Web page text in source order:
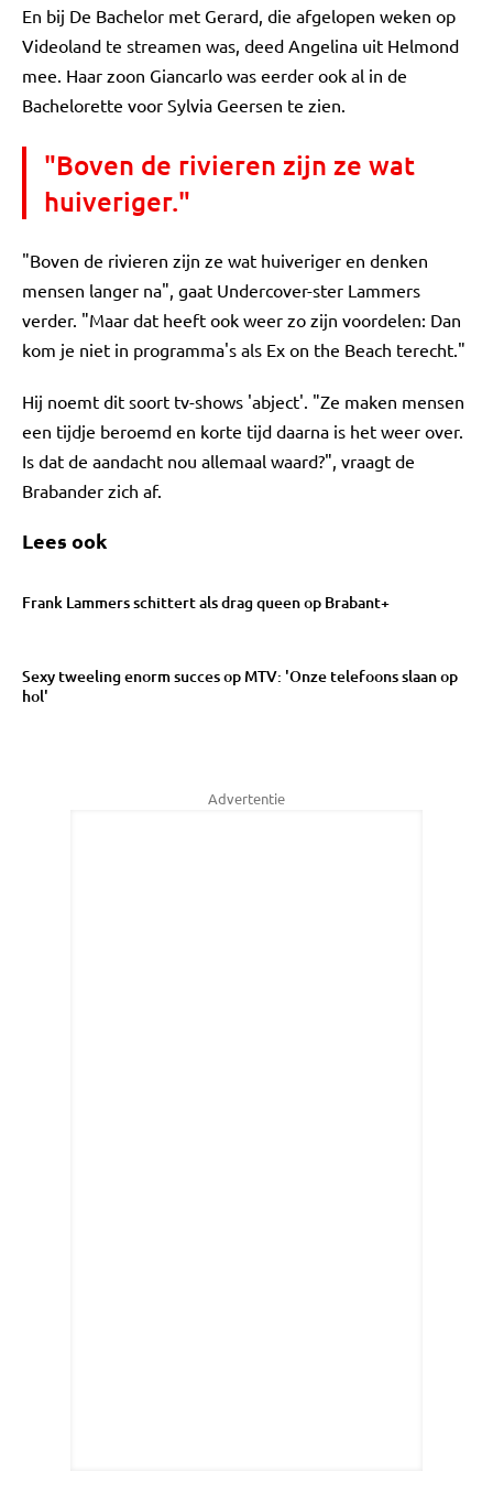
En bij De Bachelor met Gerard, die afgelopen weken op
Videoland te streamen was, deed Angelina uit Helmond
mee. Haar zoon Giancarlo was eerder ook al in de
Bachelorette voor Sylvia Geersen te zien.
"Boven de rivieren zijn ze wat
huiveriger."
"Boven de rivieren zijn ze wat huiveriger en denken
mensen langer na", gaat Undercover-ster Lammers
verder. "Maar dat heeft ook weer zo zijn voordelen: Dan
kom je niet in programma's als Ex on the Beach terecht."
Hij noemt dit soort tv-shows 'abject'. "Ze maken mensen
een tijdje beroemd en korte tijd daarna is het weer over.
Is dat de aandacht nou allemaal waard?", vraagt de
Brabander zich af.
Lees ook
Frank Lammers schittert als drag queen op Brabant+
Sexy tweeling enorm succes op MTV: 'Onze telefoons slaan op
hol'
Advertentie